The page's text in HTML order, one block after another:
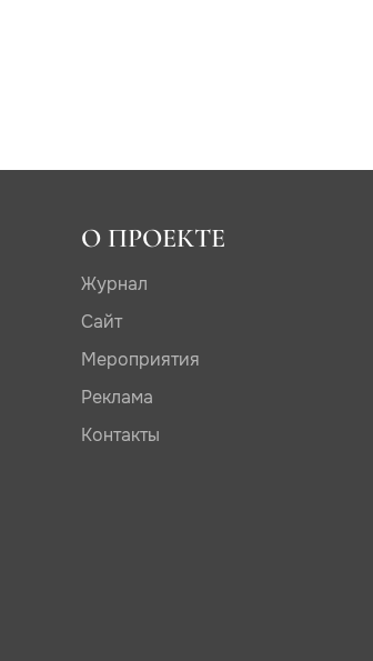
О ПРОЕКТЕ
Журнал
Сайт
Мероприятия
Реклама
Контакты